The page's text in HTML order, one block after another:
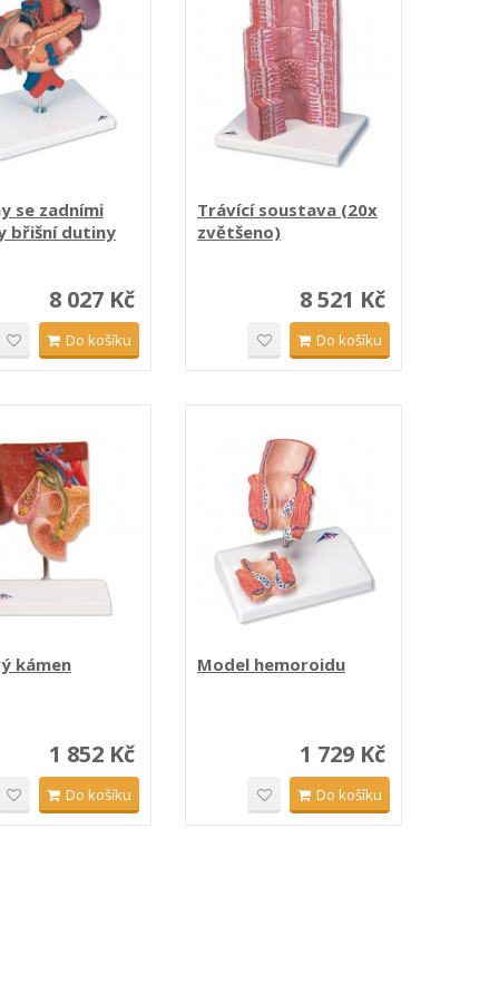
se zadními
břišní dutiny
8 027 Kč
Do košíku
Trávící soustava (20x
zvětšeno)
8 521 Kč
Do košíku
kámen
1 852 Kč
Do košíku
Model hemoroidu
1 729 Kč
Do košíku